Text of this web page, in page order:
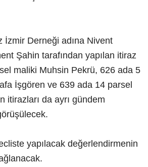
İzmir Derneği adına Nivent
Şahin tarafından yapılan itiraz
maliki Muhsin Pekrü, 626 ada 5
İşgören ve 639 ada 14 parsel
itirazları da ayrı gündem
yapılacak değerlendirmenin